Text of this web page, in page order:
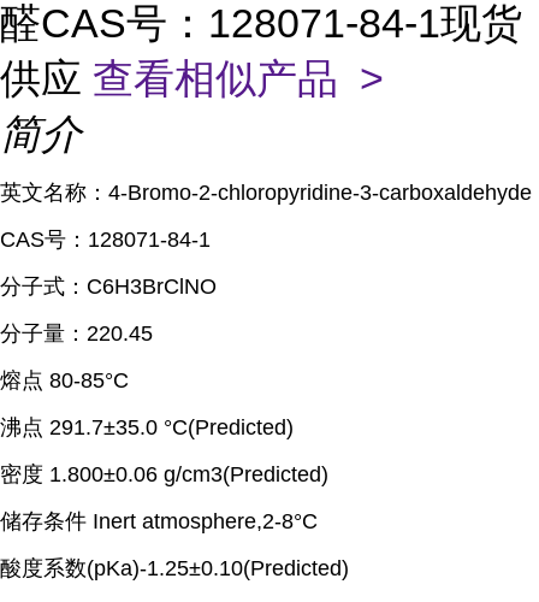
醛CAS号：128071-84-1现货
供应 查看相似产品 >
简介
英文名称： 4-Bromo-2-chloropyridine-3-carboxaldehyde
CAS号： 128071-84-1
分子式： C6H3BrClNO
分子量： 220.45
熔点 80-85°C
沸点 291.7±35.0 °C(Predicted)
密度 1.800±0.06 g/cm3(Predicted)
储存条件 Inert atmosphere,2-8°C
酸度系数(pKa)-1.25±0.10(Predicted)